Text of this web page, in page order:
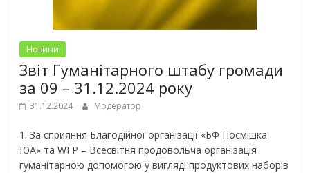
Новини
Звіт Гуманітарного штабу громади
за 09 – 31.12.2024 року
31.12.2024 Модератор
1. За сприяння Благодійної організації «БФ Посмішка
ЮА» та WFP – Всесвітня продовольча організація
гуманітарною допомогою у вигляді продуктових наборів